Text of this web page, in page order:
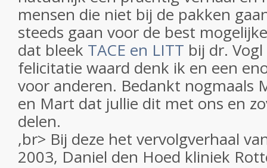
mensen die niet bij de pakken
steeds gaan voor de best
dat bleek TACE en LITT bij dr.
felicitatie waard denk ik en een
voor anderen. Bedankt nogmaals
en Mart dat jullie dit met ons en
delen.
,br> Bij deze het vervolgverhaal
2003, Daniel den Hoed kliniek